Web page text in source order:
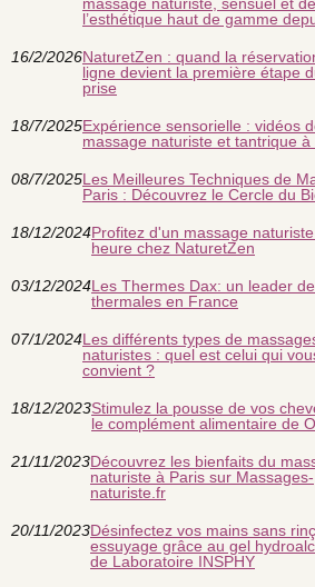
l’esthétique haut de gamme
16/2/2026NaturetZen : quand la
ligne devient la première étape
prise
18/7/2025Expérience sensorielle : vidéos
massage naturiste et tantrique à
08/7/2025Les Meilleures Techniques de
Paris : Découvrez le Cercle du
18/12/2024Profitez d'un massage
heure chez NaturetZen
03/12/2024Les Thermes Dax: un leader
thermales en France
07/1/2024Les différents types de
naturistes : quel est celui qui
convient ?
18/12/2023Stimulez la pousse de vos
le complément alimentaire de
21/11/2023Découvrez les bienfaits du
naturiste à Paris sur Massages-
naturiste.fr
20/11/2023Désinfectez vos mains sans
essuyage grâce au gel
de Laboratoire INSPHY